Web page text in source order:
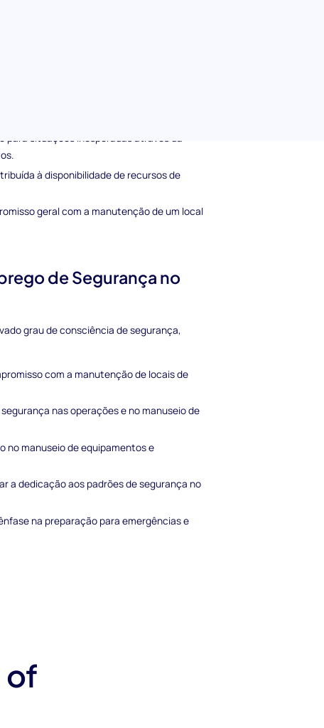
para situações inesperadas através da
à disponibilidade de recursos de
geral com a manutenção de um local
de Segurança no
grau de consciência de segurança,
com a manutenção de locais de
nas operações e no manuseio de
no manuseio de equipamentos e
a dedicação aos padrões de segurança no
na preparação para emergências e
of